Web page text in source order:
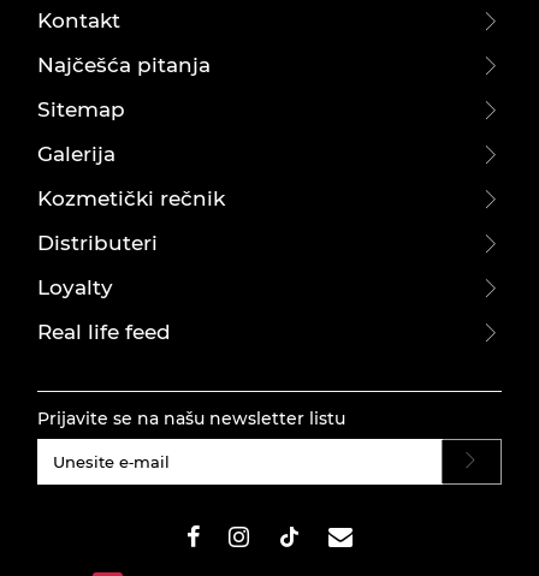
Kontakt
Najčešća pitanja
Sitemap
Galerija
Kozmetički rečnik
Distributeri
Loyalty
Real life feed
Prijavite se na našu newsletter listu